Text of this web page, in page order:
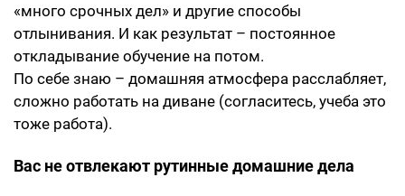
«много срочных дел» и другие способы
отлынивания. И как результат – постоянное
откладывание обучение на потом.
По себе знаю – домашняя атмосфера расслабляет,
сложно работать на диване (согласитесь, учеба это
тоже работа).
Вас не отвлекают рутинные домашние дела